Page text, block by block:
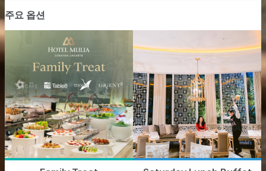
주요 옵션